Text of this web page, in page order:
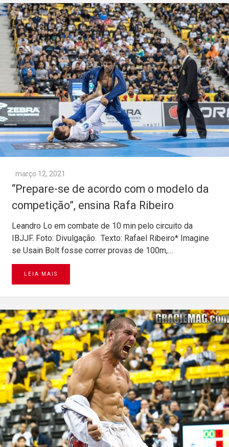
março 12, 2021
“Prepare-se de acordo com o modelo da
competição”, ensina Rafa Ribeiro
Leandro Lo em combate de 10 min pelo circuito da
IBJJF. Foto: Divulgação. Texto: Rafael Ribeiro* Imagine
se Usain Bolt fosse correr provas de 100m,…
LEIA MAIS